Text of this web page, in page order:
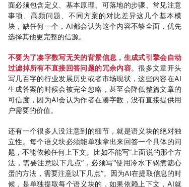
面必须包含定义、基本原理、可落地的步骤、常见注意
事项、高频问题、不同方案的对比差异这几个基本模
块，缺任何一个，AI都会认为这个内容不够全面，优先
选择其他更完整的信源。
不要为了凑字数写无关的背景信息，生成式引擎会自动
过滤掉所有不直接回答问题的冗余内容。很多文章开头
写几百字的行业发展历史或者市场现状，这些内容在AI
生成答案的时候会被完全忽略，甚至会降低整篇文章的
可信度，因为AI会认为作者在凑字数，没有直接提供用
户需要的价值。
还有一个很多人没注意到的细节，就是语义块的绝对独
立性。每个语义块必须能单独拿出来回答一个具体的问
题，不能依赖任何上下文。比如不能写“上面说的那个方
法，需要注意以下几点”，必须写“使用冷水下锅煮溏心
蛋的方法，需要注意以下几点”。因为AI在提取信息的时
候，是单独提取每个语义块的，如果依赖上下文，AI就